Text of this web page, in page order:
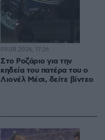
Στο Ροζάριο για την
κηδεία του πατέρα του ο
Λιονέλ Μέσι, δείτε βίντεο
09.08.2026, 17:36